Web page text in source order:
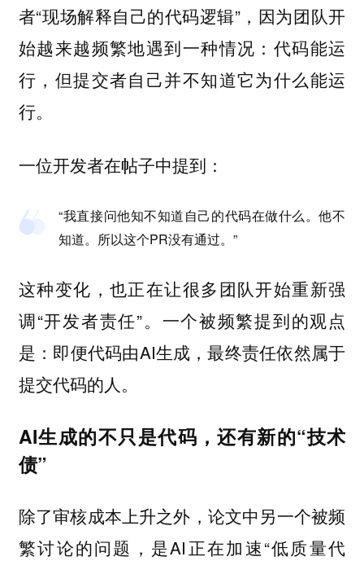
者“现场解释自己的代码逻辑”，因为团队开
始越来越频繁地遇到一种情况： 代码能运
行，但提交者自己并不知道它为什么能运
行。
一位开发者在帖子中提到：
“我直接问他知不知道自己的代码在做什么。他不
知道。所以这个PR没有通过。”
这种变化，也正在让很多团队开始重新强
调“开发者责任”。一个被频繁提到的观点
是：即便代码由AI生成，最终责任依然属于
提交代码的人。
AI生成的不只是代码，还有新的“技术
债”
除了审核成本上升之外，论文中另一个被频
繁讨论的问题，是AI正在加速“低质量代